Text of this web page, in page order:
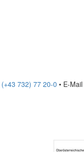
(+43 732) 77 20-0 • E-Mail